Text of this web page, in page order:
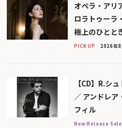
オペラ・アリ
ロラトゥーラ
極上のひとと
PICK UP 2026年8
【CD】R.シ
／ アンドレ
フィル
New Release